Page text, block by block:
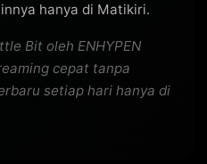
hanya di Matikiri.
Bit oleh ENHYPEN
cepat tanpa
setiap hari hanya di